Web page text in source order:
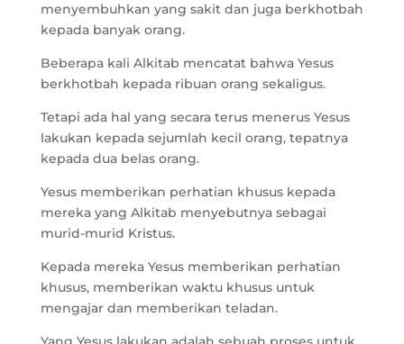
menyembuhkan yang sakit dan juga berkhotbah
kepada banyak orang.
Beberapa kali Alkitab mencatat bahwa Yesus
berkhotbah kepada ribuan orang sekaligus.
Tetapi ada hal yang secara terus menerus Yesus
lakukan kepada sejumlah kecil orang, tepatnya
kepada dua belas orang.
Yesus memberikan perhatian khusus kepada
mereka yang Alkitab menyebutnya sebagai
murid-murid Kristus.
Kepada mereka Yesus memberikan perhatian
khusus, memberikan waktu khusus untuk
mengajar dan memberikan teladan.